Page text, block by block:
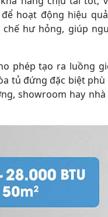
hoạt động hiệu
hư hỏng, giúp
phép tạo ra luồng
tủ đứng đặc biệt
showroom hay